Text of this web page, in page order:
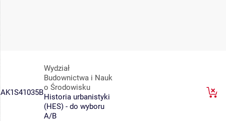
AK1S41035B
Wydział
Budownictwa i Nauk
o Środowisku
Historia urbanistyki
(HES) - do wyboru
A/B